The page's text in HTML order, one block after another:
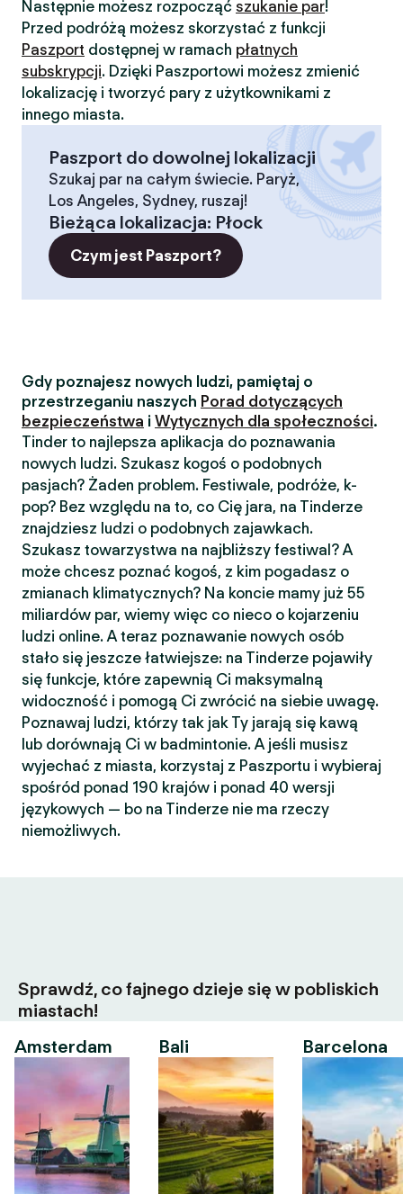
Następnie możesz rozpocząć szukanie par!
Przed podróżą możesz skorzystać z funkcji
Paszport dostępnej w ramach płatnych
subskrypcji. Dzięki Paszportowi możesz zmienić
lokalizację i tworzyć pary z użytkownikami z
innego miasta.
Paszport do dowolnej lokalizacji
Szukaj par na całym świecie. Paryż,
Los Angeles, Sydney, ruszaj!
Bieżąca lokalizacja: Płock
Czym jest Paszport?
Gdy poznajesz nowych ludzi, pamiętaj o
przestrzeganiu naszych Porad dotyczących
bezpieczeństwa i Wytycznych dla społeczności.
Tinder to najlepsza aplikacja do poznawania
nowych ludzi. Szukasz kogoś o podobnych
pasjach? Żaden problem. Festiwale, podróże, k-
pop? Bez względu na to, co Cię jara, na Tinderze
znajdziesz ludzi o podobnych zajawkach.
Szukasz towarzystwa na najbliższy festiwal? A
może chcesz poznać kogoś, z kim pogadasz o
zmianach klimatycznych? Na koncie mamy już 55
miliardów par, wiemy więc co nieco o kojarzeniu
ludzi online. A teraz poznawanie nowych osób
stało się jeszcze łatwiejsze: na Tinderze pojawiły
się funkcje, które zapewnią Ci maksymalną
widoczność i pomogą Ci zwrócić na siebie uwagę.
Poznawaj ludzi, którzy tak jak Ty jarają się kawą
lub dorównają Ci w badmintonie. A jeśli musisz
wyjechać z miasta, korzystaj z Paszportu i wybieraj
spośród ponad 190 krajów i ponad 40 wersji
językowych — bo na Tinderze nie ma rzeczy
niemożliwych.
Sprawdź, co fajnego dzieje się w pobliskich
miastach!
Amsterdam
Bali Barcelona